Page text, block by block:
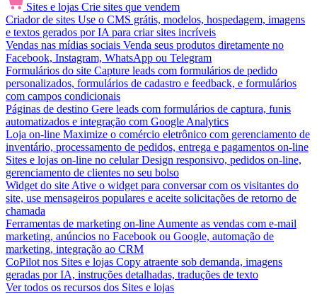
Sites e lojas Crie sites que vendem
Criador de sites Use o CMS grátis, modelos, hospedagem, imagens
e textos gerados por IA para criar sites incríveis
Vendas nas mídias sociais Venda seus produtos diretamente no
Facebook, Instagram, WhatsApp ou Telegram
Formulários do site Capture leads com formulários de pedido
personalizados, formulários de cadastro e feedback, e formulários
com campos condicionais
Páginas de destino Gere leads com formulários de captura, funis
automatizados e integração com Google Analytics
Loja on-line Maximize o comércio eletrônico com gerenciamento de
inventário, processamento de pedidos, entrega e pagamentos on-line
Sites e lojas on-line no celular Design responsivo, pedidos on-line,
gerenciamento de clientes no seu bolso
Widget do site Ative o widget para conversar com os visitantes do
site, use mensageiros populares e aceite solicitações de retorno de
chamada
Ferramentas de marketing on-line Aumente as vendas com e-mail
marketing, anúncios no Facebook ou Google, automação de
marketing, integração ao CRM
CoPilot nos Sites e lojas Copy atraente sob demanda, imagens
geradas por IA, instruções detalhadas, traduções de texto
Ver todos os recursos dos Sites e lojas